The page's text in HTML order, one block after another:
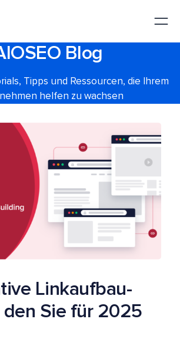
Blog
Tipps und Ressourcen, die Ihrem
helfen zu wachsen
Linkaufbau-
den Sie für 2025